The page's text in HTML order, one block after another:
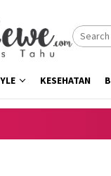
KESEHATAN